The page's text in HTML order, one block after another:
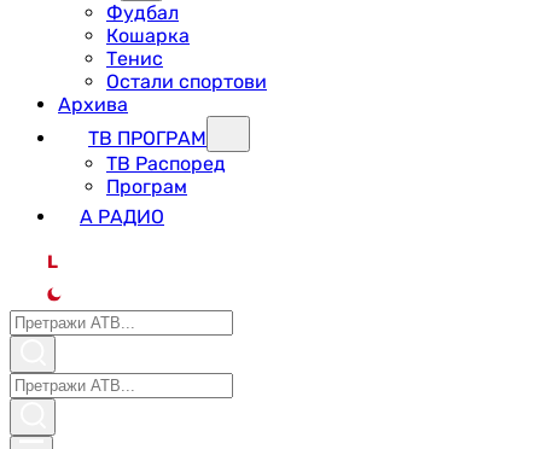
Фудбал
Кошарка
Тенис
Остали спортови
Архива
ТВ ПРОГРАМ
ТВ Распоред
Програм
А РАДИО
L